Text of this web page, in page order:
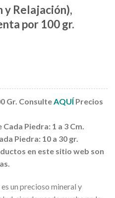
Relajación),
por 100 gr.
Gr. ConsulteAQUÍPrecios
Cada Piedra: 1 a 3 Cm.
Piedra: 10 a 30 gr.
en este sitio web son
un precioso mineral y